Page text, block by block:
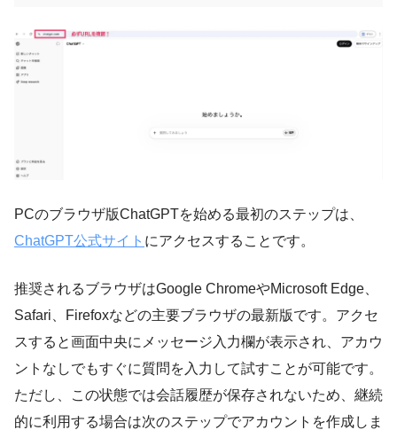
PCのブラウザ版ChatGPTを始める最初のステップは、
ChatGPT公式サイト にアクセスすることです。
推奨されるブラウザはGoogle ChromeやMicrosoft Edge、
Safari、Firefoxなどの主要ブラウザの最新版です。アクセ
スすると画面中央にメッセージ入力欄が表示され、アカウ
ントなしでもすぐに質問を入力して試すことが可能です。
ただし、この状態では会話履歴が保存されないため、継続
的に利用する場合は次のステップでアカウントを作成しま